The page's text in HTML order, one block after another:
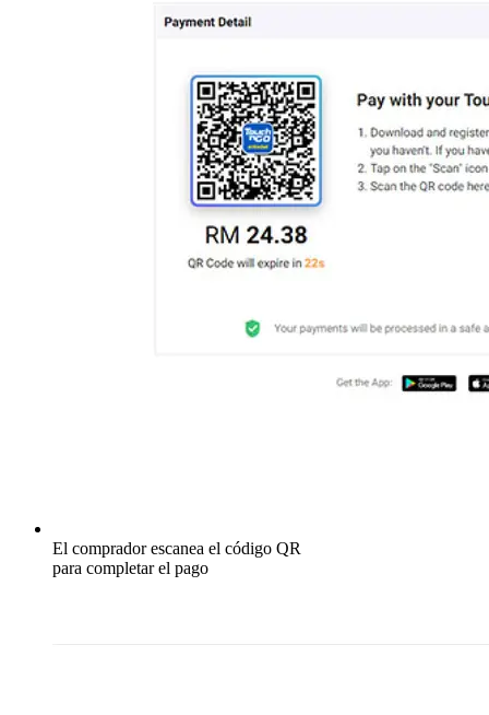
El comprador escanea el código QR
para completar el pago